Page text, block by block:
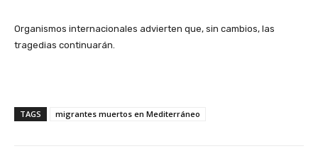
Organismos internacionales advierten que, sin cambios, las
tragedias continuarán.
TAGS migrantes muertos en Mediterráneo